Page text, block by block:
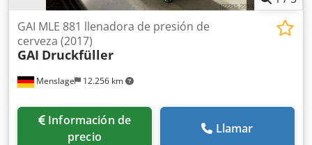
Menslage 12.256 km
GAI MLE 881 llenadora de presión de
cerveza (2017)
GAI Druckfüller
Información de
precio
Llamar